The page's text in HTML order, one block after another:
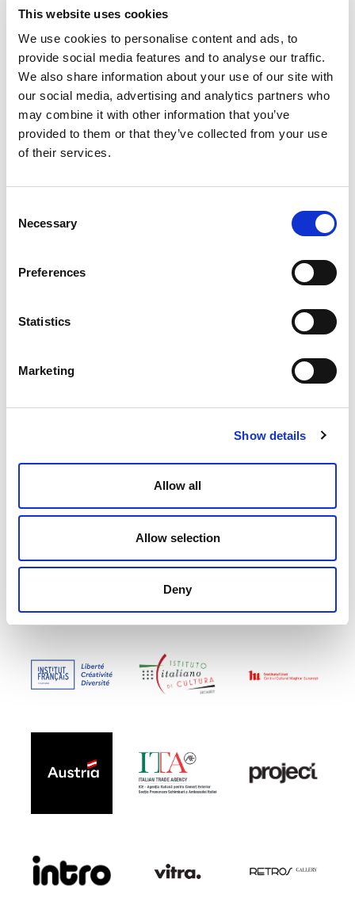
This website uses cookies
We use cookies to personalise content and ads, to
provide social media features and to analyse our traffic.
We also share information about your use of our site with
our social media, advertising and analytics partners who
may combine it with other information that you’ve
provided to them or that they’ve collected from your use
of their services.
Selection
Necessary
Preferences
Statistics
Marketing
Show details
Allow all
Allow selection
Deny